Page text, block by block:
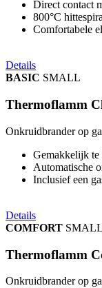
Direct contact
800°C
Comfortabele
Details
BASIC SMALL
Thermoflamm
Onkruidbrander op
Gemakkelijk te
Automatische
Inclusief een
Details
COMFORT SMALL
Thermoflamm
Onkruidbrander op